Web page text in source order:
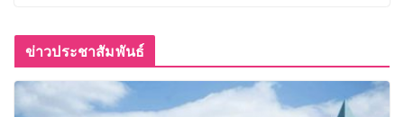
ข่าวประชาสัมพันธ์